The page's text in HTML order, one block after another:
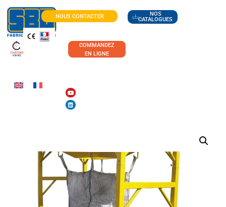
NOUS CONTACTER
NOS
CATALOGUES
COMMANDEZ
EN LIGNE